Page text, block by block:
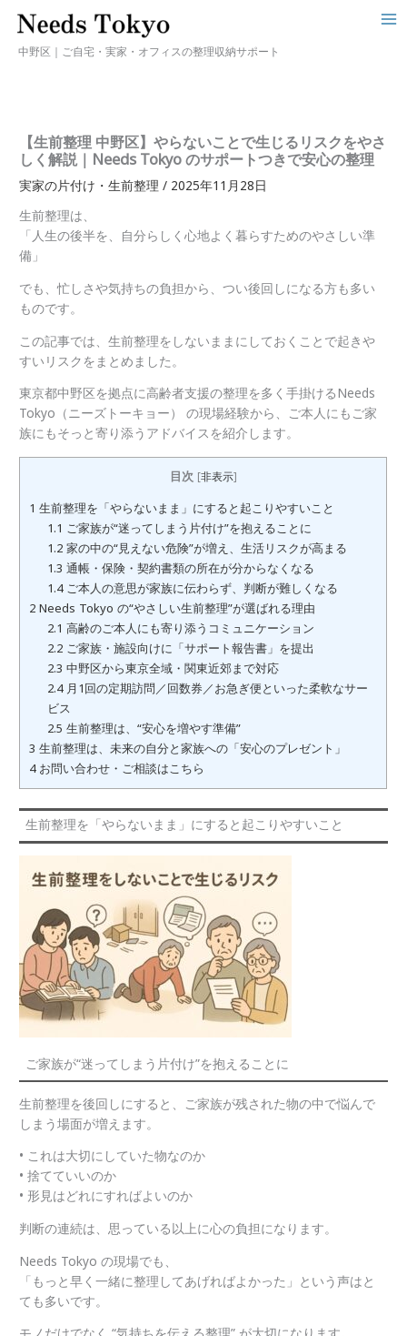
中野区｜ご自宅・実家・オフィスの整理収納サポート
【生前整理 中野区】やらないことで生じるリスクをやさ
しく解説｜Needs Tokyo のサポートつきで安心の整理
実家の片付け・生前整理/ 2025年11月28日
生前整理は、
「人生の後半を、自分らしく心地よく暮らすためのやさしい準
備」
でも、忙しさや気持ちの負担から、つい後回しになる方も多い
ものです。
この記事では、生前整理をしないままにしておくことで起きや
すいリスクをまとめました。
東京都中野区を拠点に高齢者支援の整理を多く手掛けるNeeds
Tokyo（ニーズトーキョー） の現場経験から、ご本人にもご家
族にもそっと寄り添うアドバイスを紹介します。
目次 [非表示]
1 生前整理を「やらないまま」にすると起こりやすいこと
1.1 ご家族が“迷ってしまう片付け”を抱えることに
1.2家の中の“見えない危険”が増え、生活リスクが高まる
1.3 通帳・保険・契約書類の所在が分からなくなる
1.4ご本人の意思が家族に伝わらず、判断が難しくなる
2 Needs Tokyo の“やさしい生前整理”が選ばれる理由
2.1 高齢のご本人にも寄り添うコミュニケーション
2.2ご家族・施設向けに「サポート報告書」を提出
2.3 中野区から東京全域・関東近郊まで対応
2.4月1回の定期訪問／回数券／お急ぎ便といった柔軟なサー
ビス
2.5 生前整理は、“安心を増やす準備”
3 生前整理は、未来の自分と家族への「安心のプレゼント」
4お問い合わせ・ご相談はこちら
生前整理を「やらないまま」にすると起こりやすいこと
ご家族が“迷ってしまう片付け”を抱えることに
生前整理を後回しにすると、ご家族が残された物の中で悩んで
しまう場面が増えます。
• これは大切にしていた物なのか
• 捨てていいのか
• 形見はどれにすればよいのか
判断の連続は、思っている以上に心の負担になります。
Needs Tokyo の現場でも、
「もっと早く一緒に整理してあげればよかった」という声はと
ても多いです。